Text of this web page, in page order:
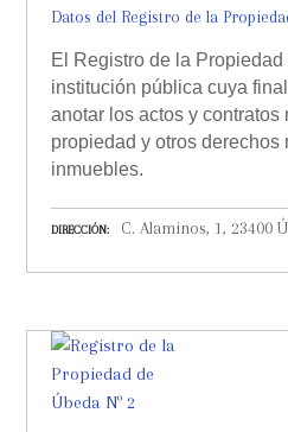
Datos del Registro de la
El Registro de la
institución pública cuya
anotar los actos y contratos
propiedad y otros
inmuebles.
DIRECCIÓN C. Alaminos, 1, 23400